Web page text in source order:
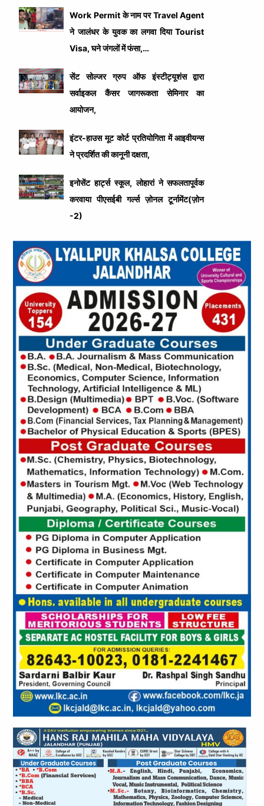
Work Permit के नाम पर Travel Agent
ने जालंधर के युवक का लगवा दिया Tourist
Visa, घने जंगलों में फंसा,…
सेंट सोल्जर ग्रुप ऑफ इंस्टीट्यूशंस द्वारा
सर्वाइकल कैंसर जागरूकता सेमिनार का
आयोजन,
इंटर-हाउस मूट कोर्ट प्रतियोगिता में आइवीयन्स
ने प्रदर्शित की कानूनी दक्षता,
इनोसेंट हार्ट्स स्कूल, लोहारां ने सफलतापूर्वक
करवाया पीएसईबी गर्ल्स ज़ोनल टूर्नामेंट(ज़ोन
-2)